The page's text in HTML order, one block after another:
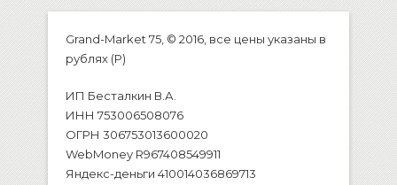
Grand-Market 75, © 2016, все цены указаны в
рублях (P)
ИП Бесталкин В.А.
ИНН 753006508076
ОГРН 306753013600020
WebMoney R967408549911
Яндекс-деньги 410014036869713